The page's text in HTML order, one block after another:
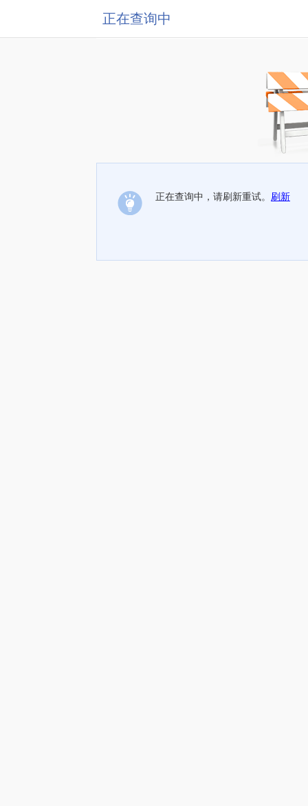
正在查询中
正在查询中，请刷新重试。 刷新